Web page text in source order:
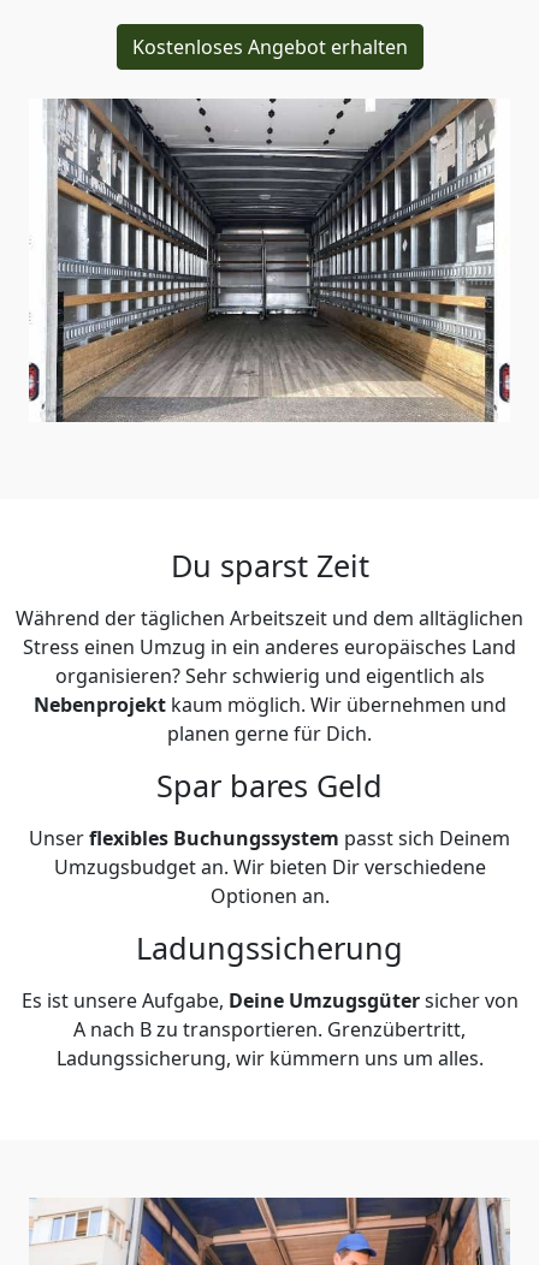
Kostenloses Angebot erhalten
Du sparst Zeit
Während der täglichen Arbeitszeit und dem alltäglichen
Stress einen Umzug in ein anderes europäisches Land
organisieren? Sehr schwierig und eigentlich als
Nebenprojekt kaum möglich. Wir übernehmen und
planen gerne für Dich.
Spar bares Geld
Unserflexibles Buchungssystem passt sich Deinem
Umzugsbudget an. Wir bieten Dir verschiedene
Optionen an.
Ladungssicherung
Es ist unsere Aufgabe, Deine Umzugsgütersicher von
A nach B zu transportieren. Grenzübertritt,
Ladungssicherung, wir kümmern uns um alles.